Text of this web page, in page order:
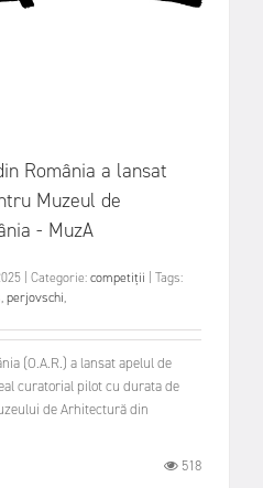
România a lansat
Muzeul de
- MuzA
Categorie:competiții
Tags:
,perjovschi,
(O.A.R.) a lansat apelul de
curatorial pilot cu durata de
de Arhitectură din
518